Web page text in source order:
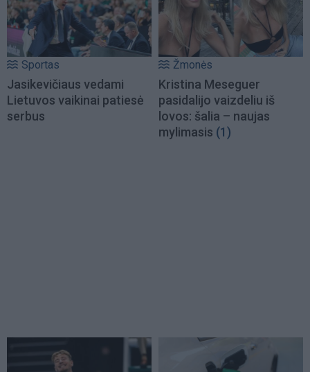
Sportas
Jasikevičiaus vedami
Lietuvos vaikinai patiesė
serbus
Žmonės
Kristina Meseguer
pasidalijo vaizdeliu iš
lovos: šalia – naujas
mylimasis (1)